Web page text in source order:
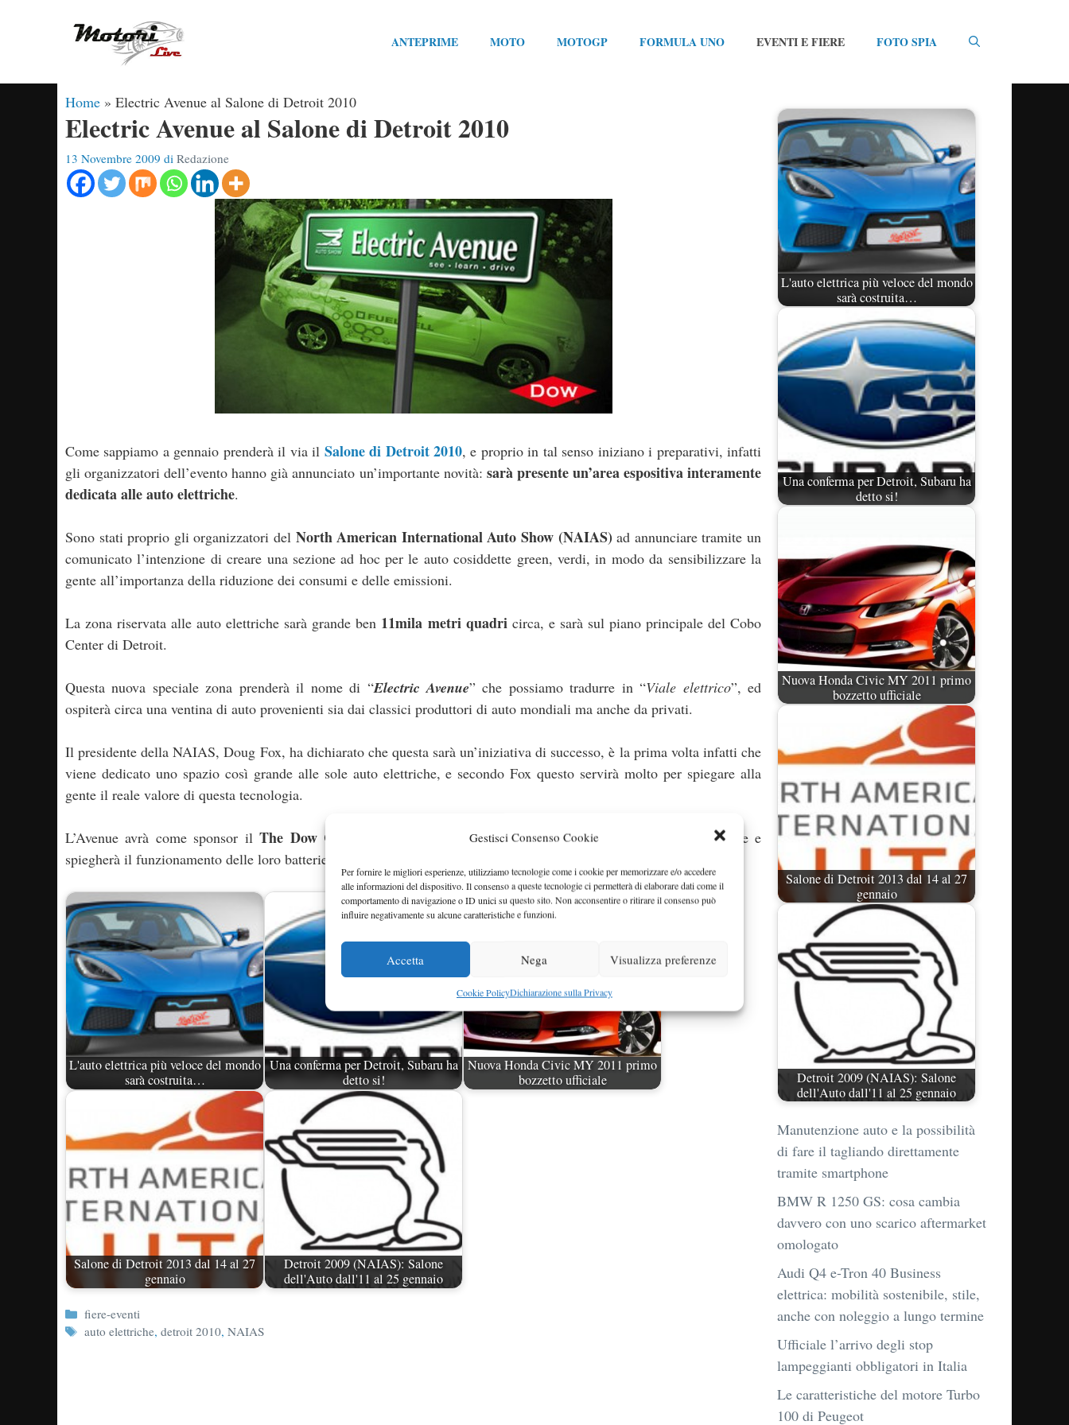
Gestisci Consenso Cookie
Per fornire le migliori esperienze, utilizziamo tecnologie come i cookie per memorizzare e/o accedere
alle informazioni del dispositivo. Il consenso a queste tecnologie ci permetterà di elaborare dati come il
comportamento di navigazione o ID unici su questo sito. Non acconsentire o ritirare il consenso può
influire negativamente su alcune caratteristiche e funzioni.
Accetta Nega Visualizza preferenze
Cookie PolicyDichiarazione sulla Privacy
ANTEPRIME MOTO MOTOGP FORMULA UNO EVENTI E FIERE FOTO SPIA
Home » Electric Avenue al Salone di Detroit 2010
Electric Avenue al Salone di Detroit 2010
13 Novembre 2009 di Redazione
Come sappiamo a gennaio prenderà il via il Salone di Detroit 2010, e proprio in tal senso iniziano i preparativi, infatti
gli organizzatori dell’evento hanno già annunciato un’importante novità: sarà presente un’area espositiva interamente
dedicata alle auto elettriche.
Sono stati proprio gli organizzatori del North American International Auto Show (NAIAS) ad annunciare tramite un
comunicato l’intenzione di creare una sezione ad hoc per le auto cosiddette green, verdi, in modo da sensibilizzare la
gente all’importanza della riduzione dei consumi e delle emissioni.
La zona riservata alle auto elettriche sarà grande ben 11mila metri quadricirca, e sarà sul piano principale del Cobo
Center di Detroit.
Questa nuova speciale zona prenderà il nome di “Electric Avenue” che possiamo tradurre in “Viale elettrico”, ed
ospiterà circa una ventina di auto provenienti sia dai classici produttori di auto mondiali ma anche da privati.
Il presidente della NAIAS, Doug Fox, ha dichiarato che questa sarà un’iniziativa di successo, è la prima volta infatti che
viene dedicato uno spazio così grande alle sole auto elettriche, e secondo Fox questo servirà molto per spiegare alla
gente il reale valore di questa tecnologia.
L’Avenue avrà come sponsor ilThe Dow Chemical Company
che dimostrerà l’importanza delle auto elettriche e
spiegherà il funzionamento delle loro batterie.
L'auto elettrica più veloce del mondo
sarà costruita…
Una conferma per Detroit, Subaru ha
detto si!
Nuova Honda Civic MY 2011 primo
bozzetto ufficiale
Salone di Detroit 2013 dal 14 al 27
gennaio
Detroit 2009 (NAIAS): Salone
dell'Auto dall'11 al 25 gennaio
Categorie
fiere-eventi
Tag
auto elettriche,detroit 2010,NAIAS
L'auto elettrica più veloce del mondo
sarà costruita…
Una conferma per Detroit, Subaru ha
detto si!
Nuova Honda Civic MY 2011 primo
bozzetto ufficiale
Salone di Detroit 2013 dal 14 al 27
gennaio
Detroit 2009 (NAIAS): Salone
dell'Auto dall'11 al 25 gennaio
Manutenzione auto e la possibilità
di fare il tagliando direttamente
tramite smartphone
BMW R 1250 GS: cosa cambia
davvero con uno scarico aftermarket
omologato
Audi Q4 e-Tron 40 Business
elettrica: mobilità sostenibile, stile,
anche con noleggio a lungo termine
Ufficiale l’arrivo degli stop
lampeggianti obbligatori in Italia
Le caratteristiche del motore Turbo
100 di Peugeot